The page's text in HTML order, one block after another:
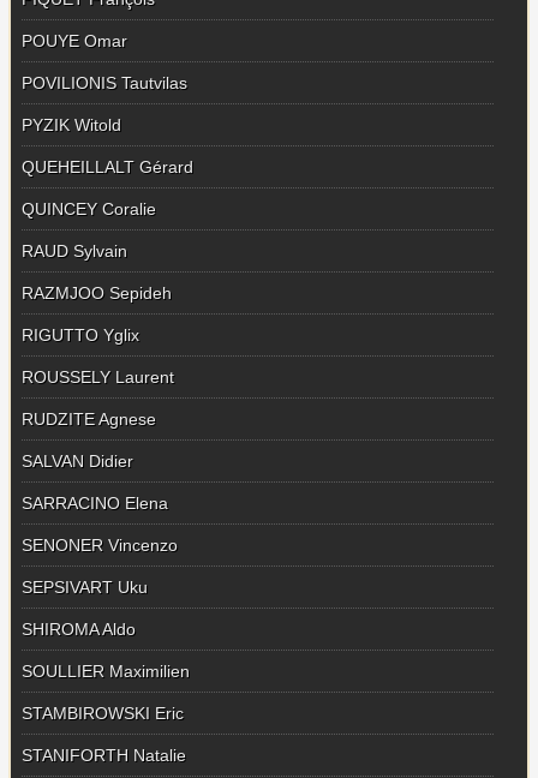
POUYE Omar
POVILIONIS Tautvilas
PYZIK Witold
QUEHEILLALT Gérard
QUINCEY Coralie
RAUD Sylvain
RAZMJOO Sepideh
RIGUTTO Yglix
ROUSSELY Laurent
RUDZITE Agnese
SALVAN Didier
SARRACINO Elena
SENONER Vincenzo
SEPSIVART Uku
SHIROMA Aldo
SOULLIER Maximilien
STAMBIROWSKI Eric
STANIFORTH Natalie